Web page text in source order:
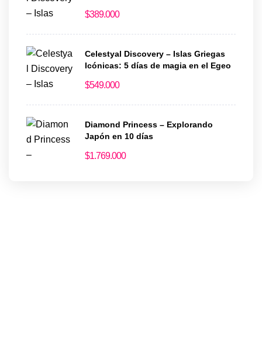
$389.000
Celestyal Discovery – Islas Griegas
Icónicas: 5 días de magia en el Egeo
$549.000
Diamond Princess – Explorando
Japón en 10 días
$1.769.000